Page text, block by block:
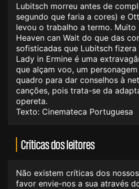
Lubitsch morreu antes de
segundo que faria a cores) e
levou o trabalho a termo.
Heaven can Wait do que das
sofisticadas que Lubitsch fizera
Lady in Ermine é uma
que alçam voo, um
quadro para dar conselhos à
canções, pois trata-se da
opereta.
Texto: Cinemateca Portuguesa
Críticas dos leitores
Não existem críticas dos
favor envie-nos a sua através